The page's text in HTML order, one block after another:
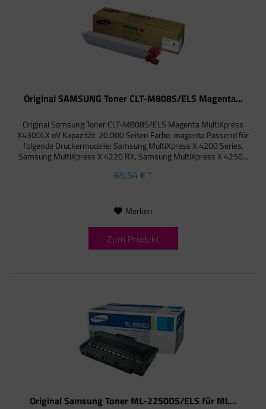
Original SAMSUNG Toner CLT-M808S/ELS Magenta...
Original Samsung Toner CLT-M808S/ELS Magenta MultiXpress
X4300LX oV Kapazität: 20.000 Seiten Farbe: magenta Passend für
folgende Druckermodelle: Samsung MultiXpress X 4200 Series,
Samsung MultiXpress X 4220 RX, Samsung MultiXpress X 4250...
65,54 € *
Merken
Zum Produkt
Original Samsung Toner ML-2250D5/ELS für ML...